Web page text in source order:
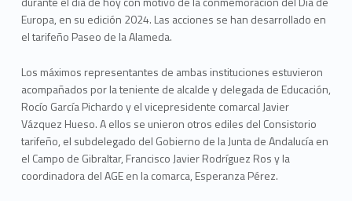
Europa, en su edición 2024. Las acciones se han desarrollado en
el tarifeño Paseo de la Alameda.
Los máximos representantes de ambas instituciones estuvieron
acompañados por la teniente de alcalde y delegada de Educación,
Rocío García Pichardo y el vicepresidente comarcal Javier
Vázquez Hueso. A ellos se unieron otros ediles del Consistorio
tarifeño, el subdelegado del Gobierno de la Junta de Andalucía en
el Campo de Gibraltar, Francisco Javier Rodríguez Ros y la
coordinadora del AGE en la comarca, Esperanza Pérez.